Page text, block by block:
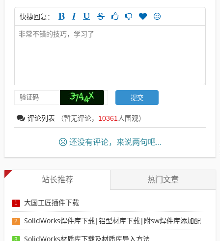
快捷回复：
评论列表 （暂无评论， 10361 人围观）
还没有评论，来说两句吧...
站长推荐 热门文章
1 大国工匠插件下载
2 SolidWorks焊件库下载|铝型材库下载|附sw焊件库添加配置使用教程
3 SolidWorks材质库下载及材质库导入方法